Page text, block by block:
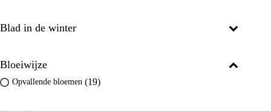
Blad in de winter
Bloeiwijze
Opvallende bloemen (19)